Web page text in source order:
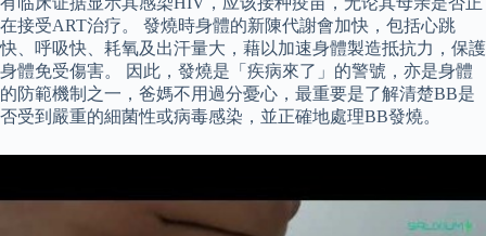
在接受ART治疗。 發燒時身體的新陳代謝會加快，包括心跳
快、呼吸快、耗氧及出汗量大，藉以加速身體製造抵抗力，保護
身體免受傷害。 因此，發燒是「疾病來了」的警號，亦是身體
的防範機制之一，爸媽不用過分憂心，最重要是了解清楚BB是
否受到嚴重的細菌性或病毒感染，並正確地處理BB發燒。